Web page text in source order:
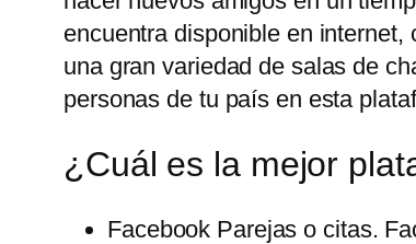
encuentra disponible en internet,
una gran variedad de salas de
personas de tu país en esta
¿Cuál es la mejor
Facebook Parejas o citas.